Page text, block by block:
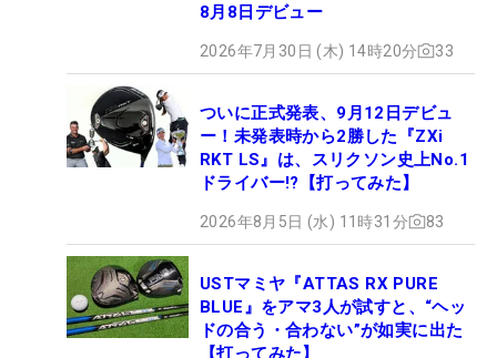
8月8日デビュー
2026年7月30日 (木) 14時20分 33
ついに正式発表、9月12日デビュ
ー！未発表時から2勝した『ZXi
RKT LS』は、スリクソン史上No.1
ドライバー!?【打ってみた】
2026年8月5日 (水) 11時31分 83
USTマミヤ『ATTAS RX PURE
BLUE』をアマ3人が試すと、“ヘッ
ドの合う・合わない”が如実に出た
【打ってみた】